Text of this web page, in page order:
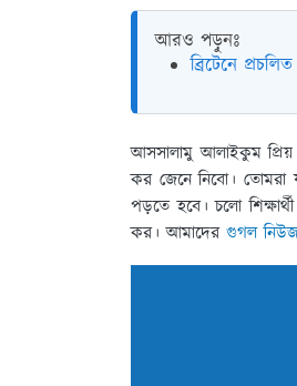
আরও পড়ুনঃ
ব্রিটেনে
আসসালামু আলাইকুম প্রিয়
কর জেনে নিবো। তোমরা
পড়তে হবে। চলো
কর। আমাদের গুগল